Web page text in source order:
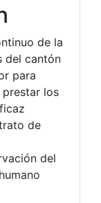
de la
del cantón
para
los
de
del